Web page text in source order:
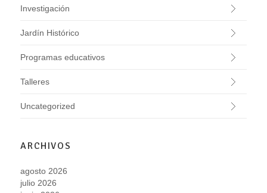
Investigación
Jardín Histórico
Programas educativos
Talleres
Uncategorized
ARCHIVOS
agosto 2026
julio 2026